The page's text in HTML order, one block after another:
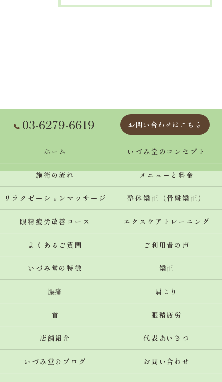
03-6279-6619 お問い合わせはこちら
ホーム いづみ堂のコンセプト
施術の流れ メニューと料金
リラクゼーションマッサージ 整体矯正（骨盤矯正）
眼精疲労改善コース エクスケアトレーニング
よくあるご質問 ご利用者の声
いづみ堂の特徴 矯正
腰痛 肩こり
首 眼精疲労
店舗紹介 代表あいさつ
いづみ堂のブログ お問い合わせ